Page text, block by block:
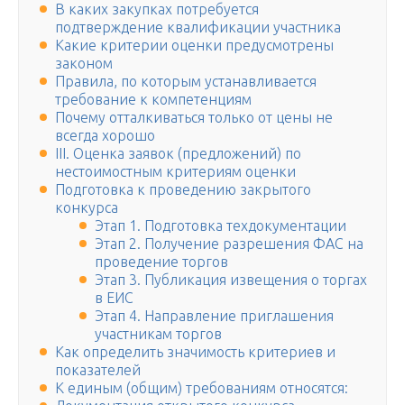
В каких закупках потребуется
подтверждение квалификации участника
Какие критерии оценки предусмотрены
законом
Правила, по которым устанавливается
требование к компетенциям
Почему отталкиваться только от цены не
всегда хорошо
III. Оценка заявок (предложений) по
нестоимостным критериям оценки
Подготовка к проведению закрытого
конкурса
Этап 1. Подготовка техдокументации
Этап 2. Получение разрешения ФАС на
проведение торгов
Этап 3. Публикация извещения о торгах
в ЕИС
Этап 4. Направление приглашения
участникам торгов
Как определить значимость критериев и
показателей
К единым (общим) требованиям относятся: